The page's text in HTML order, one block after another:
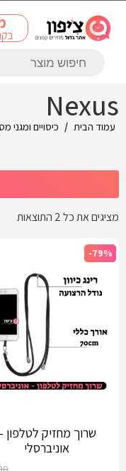
Nexus
עמוד הבית / כיסויים ומגני
מציגים את כל ⁦2⁩ התוצאות
-79%
שרוך מחזיק לטלפון
אוניברסלי